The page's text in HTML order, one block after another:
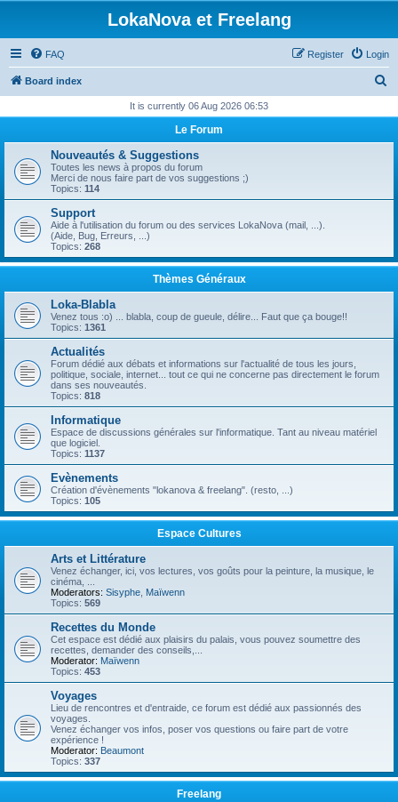
LokaNova et Freelang
FAQ Login
Register
Board index
r
It is currently 06 Aug 2026 06:53
Le Forum
Nouveautés & Suggestions
Toutes les news à propos du forum
Merci de nous faire part de vos suggestions ;)
Topics: 114
Support
Aide à l'utilisation du forum ou des services LokaNova (mail, ...).
(Aide, Bug, Erreurs, ...)
Topics: 268
Thèmes Généraux
Loka-Blabla
Venez tous :o) ... blabla, coup de gueule, délire... Faut que ça bouge!!
Topics: 1361
Actualités
Forum dédié aux débats et informations sur l'actualité de tous les jours,
politique, sociale, internet... tout ce qui ne concerne pas directement le forum
dans ses nouveautés.
Topics: 818
Informatique
Espace de discussions générales sur l'informatique. Tant au niveau matériel
que logiciel.
Topics: 1137
Evènements
Création d'évènements "lokanova & freelang". (resto, ...)
Topics: 105
Espace Cultures
Arts et Littérature
Venez échanger, ici, vos lectures, vos goûts pour la peinture, la musique, le
cinéma, ...
Moderators: Sisyphe Maïwenn
Topics: 569
Recettes du Monde
Cet espace est dédié aux plaisirs du palais, vous pouvez soumettre des
recettes, demander des conseils,...
Moderator: Maïwenn
Topics: 453
Voyages
Lieu de rencontres et d'entraide, ce forum est dédié aux passionnés des
voyages.
Venez échanger vos infos, poser vos questions ou faire part de votre
expérience !
Moderator: Beaumont
Topics: 337
Freelang